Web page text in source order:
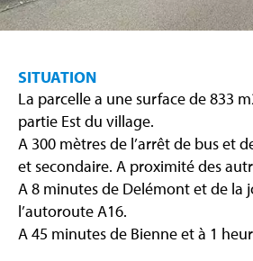
SITUATION
La parcelle a une surface de 833
partie Est du village.
A 300 mètres de l’arrêt de bus et
et secondaire. A proximité des
A 8 minutes de Delémont et de la
l’autoroute A16.
A 45 minutes de Bienne et à 1